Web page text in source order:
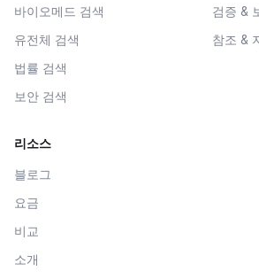
바이오메드 검색
유전체 검색
법률 검색
보안 검색
검증 &
참조 &
리소스
블로그
요금
비교
소개